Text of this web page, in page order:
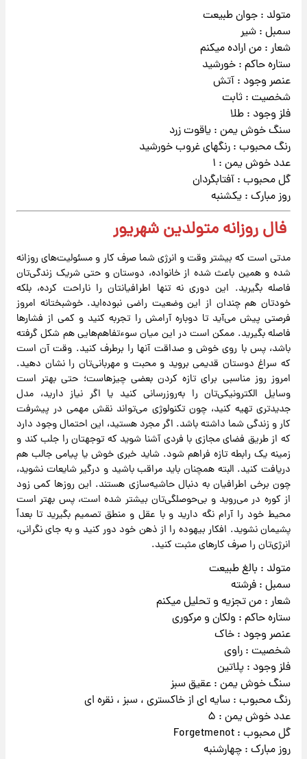
متولد : جوان طبیعت
سمبل : شیر
شعار : من اراده میکنم
ستاره حاکم : خورشید
عنصر وجود : آتش
شخصیت : ثابت
فلز وجود : طلا
سنگ خوش یمن : یاقوت زرد
رنگ محبوب : رنگهای غروب خورشید
عدد خوش یمن : ۱
گل محبوب : آفتابگردان
روز مبارک : یکشنبه
فال روزانه متولدین شهریور
مدتی است که بیشتر وقت و انرژی شما صرف کار و مسئولیت‌های روزانه
شده و همین باعث شده از خانواده، دوستان و حتی شریک زندگی‌تان
فاصله بگیرید. این دوری نه تنها اطرافیانتان را ناراحت کرده، بلکه
خودتان هم چندان از این وضعیت راضی نبوده‌اید. خوشبختانه امروز
فرصتی پیش می‌آید تا دوباره آرامش را تجربه کنید و کمی از فشارها
فاصله بگیرید. ممکن است در این میان سوءتفاهم‌هایی هم شکل گرفته
باشد، پس با روی خوش و صداقت آنها را برطرف کنید. وقت آن است
که سراغ دوستان قدیمی بروید و محبت و مهربانی‌تان را نشان دهید.
امروز روز مناسبی برای تازه کردن بعضی چیزهاست؛ حتی بهتر است
وسایل الکترونیکی‌تان را به‌روزرسانی کنید یا اگر نیاز دارید، مدل
جدیدتری تهیه کنید، چون تکنولوژی می‌تواند نقش مهمی در پیشرفت
کار و زندگی شما داشته باشد. اگر مجرد هستید، این احتمال وجود دارد
که از طریق فضای مجازی با فردی آشنا شوید که توجهتان را جلب کند و
زمینه یک رابطه تازه فراهم شود. شاید خبری خوش یا پیامی جالب هم
دریافت کنید. البته همچنان باید مراقب باشید و درگیر شایعات نشوید،
چون برخی اطرافیان به دنبال حاشیه‌سازی هستند. این روزها کمی زود
از کوره در می‌روید و بی‌حوصلگی‌تان بیشتر شده است، پس بهتر است
محیط خود را آرام نگه دارید و با عقل و منطق تصمیم بگیرید تا بعداً
پشیمان نشوید. افکار بیهوده را از ذهن خود دور کنید و به جای نگرانی،
انرژی‌تان را صرف کارهای مثبت کنید.
متولد : بالغ طبیعت
سمبل : فرشته
شعار : من تجزیه و تحلیل میکنم
ستاره حاکم : ولکان و مرکوری
عنصر وجود : خاک
شخصیت : راوی
فلز وجود : پلاتین
سنگ خوش یمن : عقیق سبز
رنگ محبوب : سایه ای از خاکستری ، سبز ، نقره ای
عدد خوش یمن : ۵
گل محبوب : Forgetmenot
روز مبارک : چهارشنبه